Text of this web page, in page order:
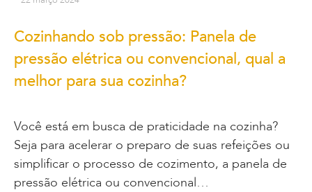
Cozinhando sob pressão: Panela de
pressão elétrica ou convencional, qual a
melhor para sua cozinha?
Você está em busca de praticidade na cozinha?
Seja para acelerar o preparo de suas refeições ou
simplificar o processo de cozimento, a panela de
pressão elétrica ou convencional…